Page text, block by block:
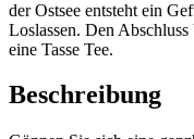
der Ostsee entsteht ein
Loslassen. Den
eine Tasse Tee.
Beschreibung